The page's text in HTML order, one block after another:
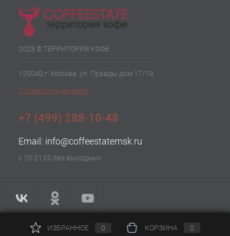
2023 © ТЕРРИТОРИЯ КОФЕ
125040 г. Москва, ул. Правды дом 17/19
Посмотреть на карте
+7 (499) 288-10-48
Email: info@coffeestatemsk.ru
с 10-21.00 без выходных
ИЗБРАННОЕ 0 КОРЗИНА 0